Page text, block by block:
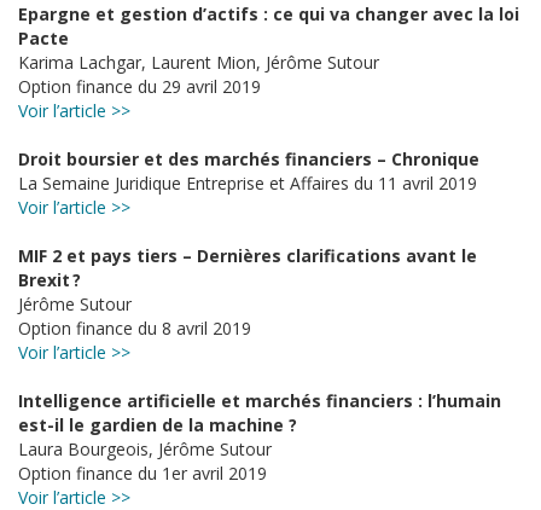
Epargne et gestion d’actifs : ce qui va changer avec la loi
Pacte
Karima Lachgar, Laurent Mion, Jérôme Sutour
Option finance du 29 avril 2019
Voir l’article >>
Droit boursier et des marchés financiers – Chronique
La Semaine Juridique Entreprise et Affaires du 11 avril 2019
Voir l’article >>
MIF 2 et pays tiers – Dernières clarifications avant le
Brexit ?
Jérôme Sutour
Option finance du 8 avril 2019
Voir l’article >>
Intelligence artificielle et marchés financiers : l’humain
est-il le gardien de la machine ?
Laura Bourgeois, Jérôme Sutour
Option finance du 1er avril 2019
Voir l’article >>